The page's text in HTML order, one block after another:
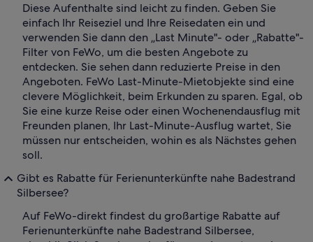
Diese Aufenthalte sind leicht zu finden. Geben Sie
einfach Ihr Reiseziel und Ihre Reisedaten ein und
verwenden Sie dann den „Last Minute"- oder „Rabatte"-
Filter von FeWo, um die besten Angebote zu
entdecken. Sie sehen dann reduzierte Preise in den
Angeboten. FeWo Last-Minute-Mietobjekte sind eine
clevere Möglichkeit, beim Erkunden zu sparen. Egal, ob
Sie eine kurze Reise oder einen Wochenendausflug mit
Freunden planen, Ihr Last-Minute-Ausflug wartet, Sie
müssen nur entscheiden, wohin es als Nächstes gehen
soll.
Gibt es Rabatte für Ferienunterkünfte nahe Badestrand
Silbersee?
Auf FeWo-direkt findest du großartige Rabatte auf
Ferienunterkünfte nahe Badestrand Silbersee,